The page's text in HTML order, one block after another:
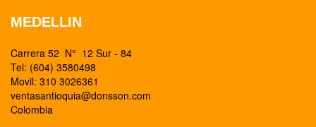
MEDELLIN
Carrera 52 N° 12 Sur - 84
Tel: (604) 3580498
Movil: 310 3026361
ventasantioquia@donsson.com
Colombia